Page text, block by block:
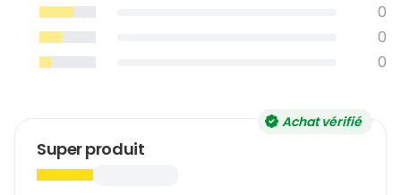
0
0
0
Achat vérifié
Super produit